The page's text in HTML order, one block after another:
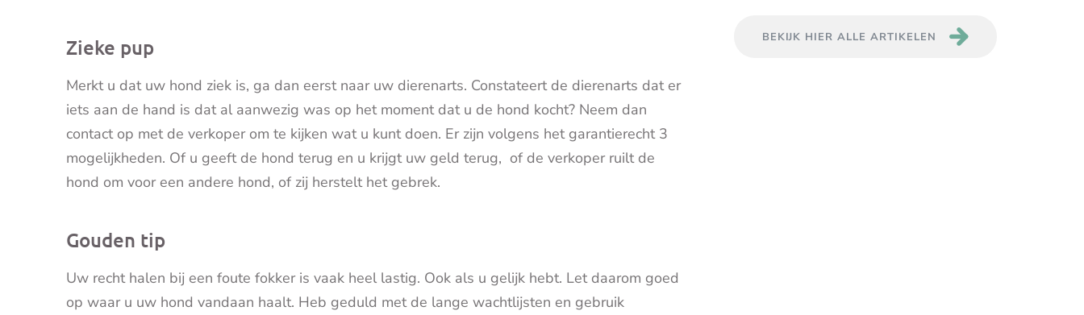
Zieke pup
Merkt u dat uw hond ziek is, ga dan eerst naar uw dierenarts. Constateert de dierenarts dat er
iets aan de hand is dat al aanwezig was op het moment dat u de hond kocht? Neem dan
contact op met de verkoper om te kijken wat u kunt doen. Er zijn volgens het garantierecht 3
mogelijkheden. Of u geeft de hond terug en u krijgt uw geld terug, of de verkoper ruilt de
hond om voor een andere hond, of zij herstelt het gebrek.
Gouden tip
Uw recht halen bij een foute fokker is vaak heel lastig. Ook als u gelijk hebt. Let daarom goed
op waar u uw hond vandaan haalt. Heb geduld met de lange wachtlijsten en gebruik
BEKIJK HIER ALLE ARTIKELEN